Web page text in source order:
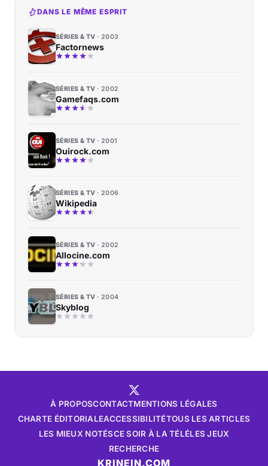
DANS LE MÊME ESPRIT
SÉRIES & TV 2003
Factornews
SÉRIES & TV 2002
Gamefaqs.com
SÉRIES & TV 2001
Ouirock.com
SÉRIES & TV 2006
Wikipedia
SÉRIES & TV 2002
Allocine.com
SÉRIES & TV 2004
Skyblog
À PROPOSCONTACTMENTIONS LÉGALES
CHARTE ÉDITORIALEACCESSIBILITÉTOUS LES ARTICLES
LES MIEUX NOTÉSCE SOIR À LA TÉLÉLES JEUX
RECHERCHE
KRINEIN.COM